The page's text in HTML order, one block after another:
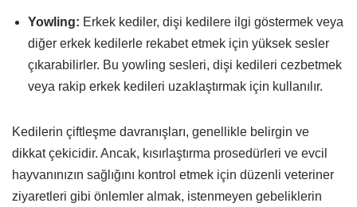
Yowling: Erkek kediler, dişi kedilere ilgi göstermek veya
diğer erkek kedilerle rekabet etmek için yüksek sesler
çıkarabilirler. Bu yowling sesleri, dişi kedileri cezbetmek
veya rakip erkek kedileri uzaklaştırmak için kullanılır.
Kedilerin çiftleşme davranışları, genellikle belirgin ve
dikkat çekicidir. Ancak, kısırlaştırma prosedürleri ve evcil
hayvanınızın sağlığını kontrol etmek için düzenli veteriner
ziyaretleri gibi önlemler almak, istenmeyen gebeliklerin